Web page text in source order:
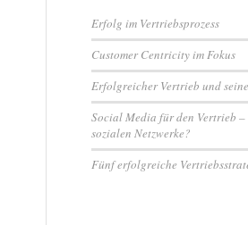
Erfolg im Vertriebsprozess
Customer Centricity im Fokus
Erfolgreicher Vertrieb und
Social Media für den Vertrieb –
sozialen Netzwerke?
Fünf erfolgreiche